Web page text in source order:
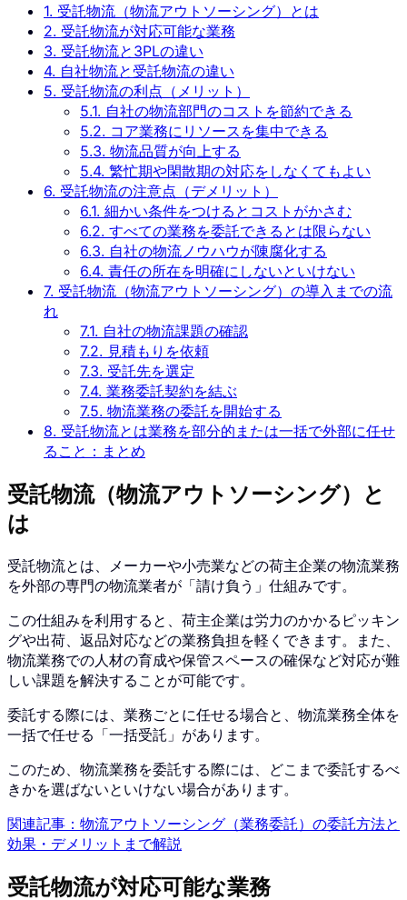
1. 受託物流（物流アウトソーシング）とは
2. 受託物流が対応可能な業務
3. 受託物流と3PLの違い
4. 自社物流と受託物流の違い
5. 受託物流の利点（メリット）
5.1. 自社の物流部門のコストを節約できる
5.2. コア業務にリソースを集中できる
5.3. 物流品質が向上する
5.4. 繁忙期や閑散期の対応をしなくてもよい
6. 受託物流の注意点（デメリット）
6.1. 細かい条件をつけるとコストがかさむ
6.2. すべての業務を委託できるとは限らない
6.3. 自社の物流ノウハウが陳腐化する
6.4. 責任の所在を明確にしないといけない
7. 受託物流（物流アウトソーシング）の導入までの流
れ
7.1. 自社の物流課題の確認
7.2. 見積もりを依頼
7.3. 受託先を選定
7.4. 業務委託契約を結ぶ
7.5. 物流業務の委託を開始する
8. 受託物流とは業務を部分的または一括で外部に任せ
ること：まとめ
受託物流（物流アウトソーシング）と
は
受託物流とは、メーカーや小売業などの荷主企業の物流業務
を外部の専門の物流業者が「請け負う」仕組みです。
この仕組みを利用すると、荷主企業は労力のかかるピッキン
グや出荷、返品対応などの業務負担を軽くできます。また、
物流業務での人材の育成や保管スペースの確保など対応が難
しい課題を解決することが可能です。
委託する際には、業務ごとに任せる場合と、物流業務全体を
一括で任せる「一括受託」があります。
このため、物流業務を委託する際には、どこまで委託するべ
きかを選ばないといけない場合があります。
関連記事：物流アウトソーシング（業務委託）の委託方法と
効果・デメリットまで解説
受託物流が対応可能な業務